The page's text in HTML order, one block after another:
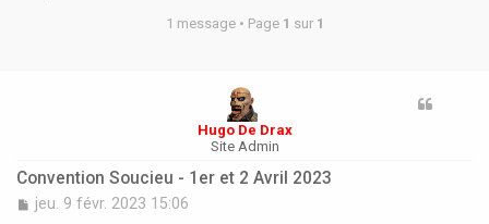
1 message • Page 1 sur 1
Hugo De Drax
Site Admin
Convention Soucieu - 1er et 2 Avril 2023
M
jeu. 9 févr. 2023 15:06